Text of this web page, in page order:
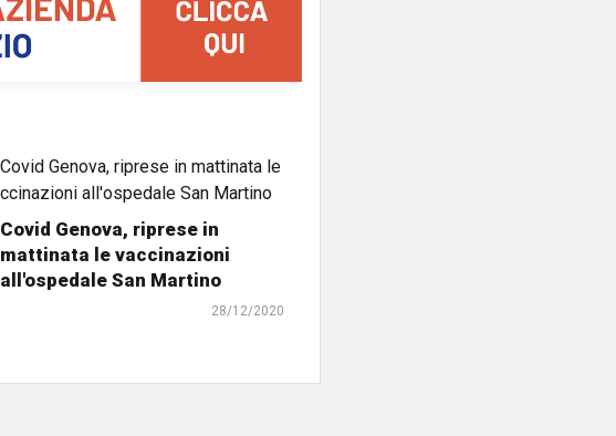
Covid Genova, riprese in
mattinata le vaccinazioni
all'ospedale San Martino
28/12/2020